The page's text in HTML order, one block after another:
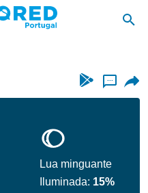
...
Lua minguante
Iluminada: 15%